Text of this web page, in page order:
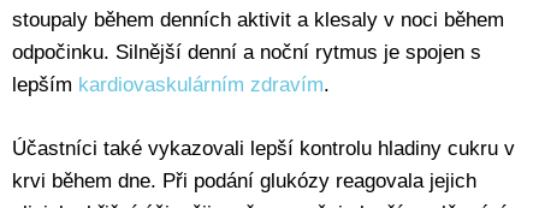
stoupaly během denních aktivit a klesaly v noci během
odpočinku. Silnější denní a noční rytmus je spojen s
lepším kardiovaskulárním zdravím.
Účastníci také vykazovali lepší kontrolu hladiny cukru v
krvi během dne. Při podání glukózy reagovala jejich